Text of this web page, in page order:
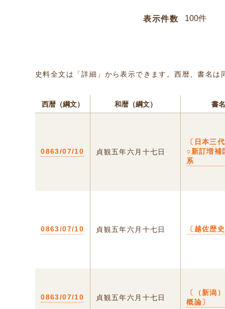
表示件数
史料全文は「詳細」から表示できます。西暦、書名
西暦（綱文） 和暦（綱文） 書名
0863/07/10 貞観五年六月十七日
〔日本三
○新訂増補
系
0863/07/10 貞観五年六月十七日 〔越佐歴
0863/07/10 貞観五年六月十七日
〔（新潟
概論〕